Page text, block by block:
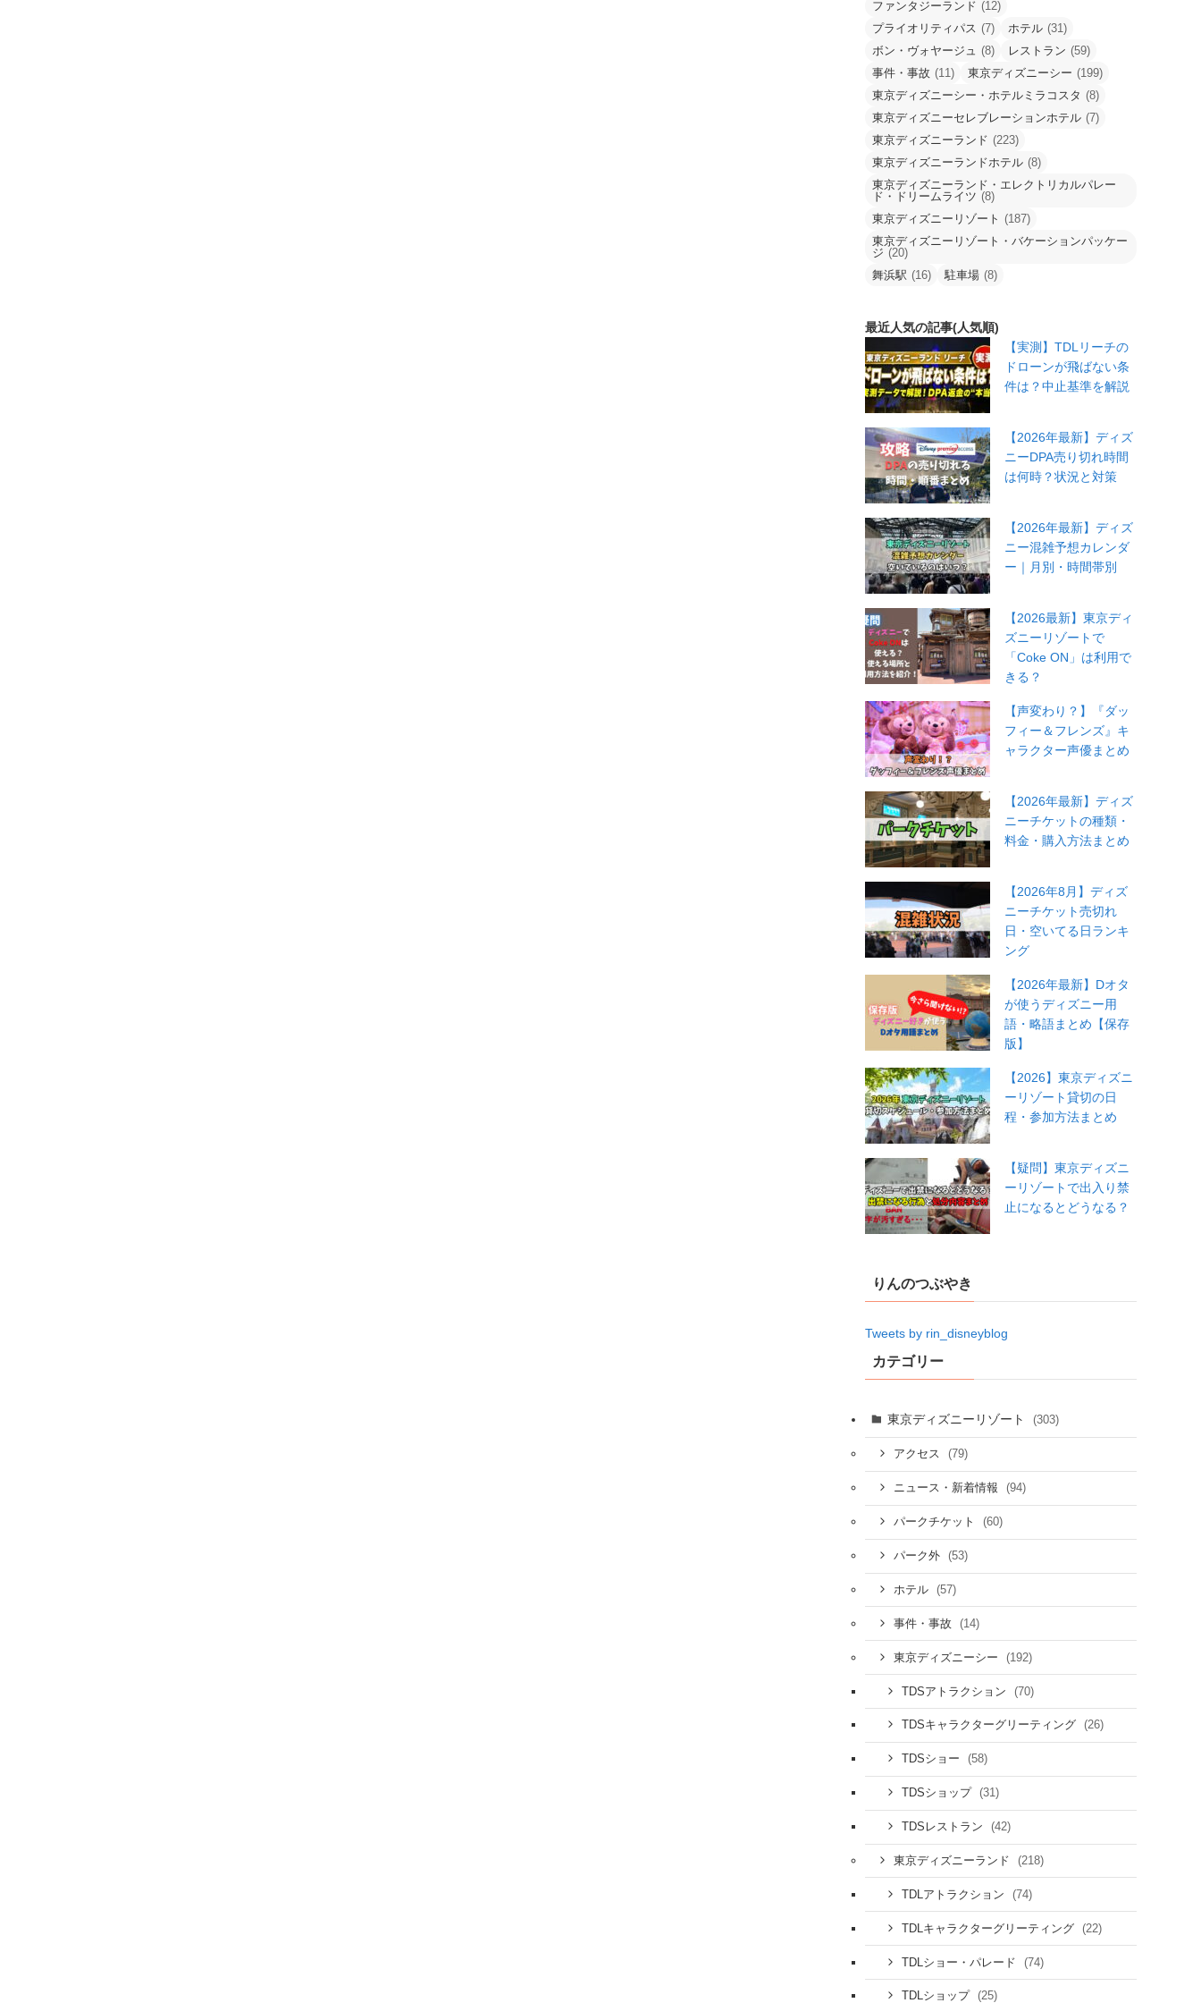
ファンタジーランド (12)
プライオリティパス (7) ホテル (31)
ボン・ヴォヤージュ (8) レストラン (59)
事件・事故 (11) 東京ディズニーシー (199)
東京ディズニーシー・ホテルミラコスタ (8)
東京ディズニーセレブレーションホテル (7)
東京ディズニーランド (223)
東京ディズニーランドホテル (8)
東京ディズニーランド・エレクトリカルパレー
ド・ドリームライツ (8)
東京ディズニーリゾート (187)
東京ディズニーリゾート・バケーションパッケー
ジ (20)
舞浜駅 (16) 駐車場 (8)
最近人気の記事(人気順)
【実測】TDLリーチの
ドローンが飛ばない条
件は？中止基準を解説
【2026年最新】ディズ
ニーDPA売り切れ時間
は何時？状況と対策
【2026年最新】ディズ
ニー混雑予想カレンダ
ー｜月別・時間帯別
【2026最新】東京ディ
ズニーリゾートで
「Coke ON」は利用で
きる？
【声変わり？】『ダッ
フィー＆フレンズ』キ
ャラクター声優まとめ
【2026年最新】ディズ
ニーチケットの種類・
料金・購入方法まとめ
【2026年8月】ディズ
ニーチケット売切れ
日・空いてる日ランキ
ング
【2026年最新】Dオタ
が使うディズニー用
語・略語まとめ【保存
版】
【2026】東京ディズニ
ーリゾート貸切の日
程・参加方法まとめ
【疑問】東京ディズニ
ーリゾートで出入り禁
止になるとどうなる？
りんのつぶやき
Tweets by rin_disneyblog
カテゴリー
東京ディズニーリゾート (303)
アクセス (79)
ニュース・新着情報 (94)
パークチケット (60)
パーク外 (53)
ホテル (57)
事件・事故 (14)
東京ディズニーシー (192)
TDSアトラクション (70)
TDSキャラクターグリーティング (26)
TDSショー (58)
TDSショップ (31)
TDSレストラン (42)
東京ディズニーランド (218)
TDLアトラクション (74)
TDLキャラクターグリーティング (22)
TDLショー・パレード (74)
TDLショップ (25)